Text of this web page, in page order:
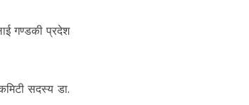
गण्डकी प्रदेश
सदस्य डा.